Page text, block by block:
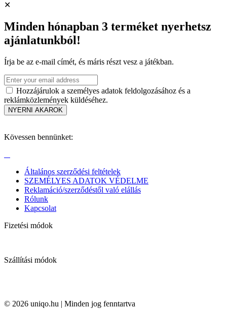
✕
Minden hónapban 3 terméket nyerhetsz
ajánlatunkból!
Írja be az e-mail címét, és máris részt vesz a játékban.
Hozzájárulok a személyes adatok feldolgozásához és a
reklámközlemények küldéséhez.
Kövessen bennünket:
Általános szerződési feltételek
SZEMÉLYES ADATOK VÉDELME
Reklamáció/szerződéstől való elállás
Rólunk
Kapcsolat
Fizetési módok
Szállítási módok
© 2026 uniqo.hu | Minden jog fenntartva